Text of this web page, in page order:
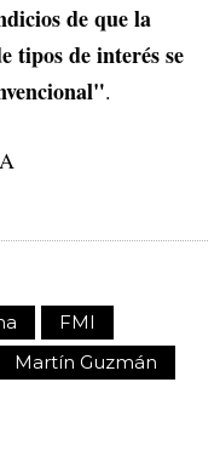
de que la
tipos de interés se
.
FMI
Martín Guzmán